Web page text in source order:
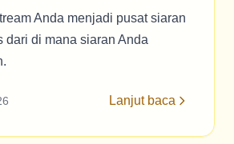
Anda menjadi pusat siaran
dari di mana siaran Anda
Lanjut baca